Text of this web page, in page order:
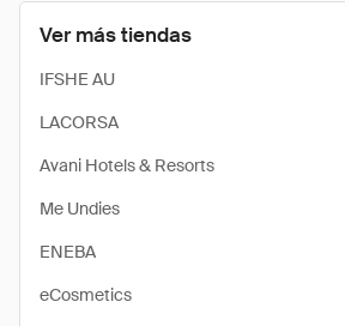
Ver más tiendas
IFSHE AU
LACORSA
Avani Hotels & Resorts
Me Undies
ENEBA
eCosmetics